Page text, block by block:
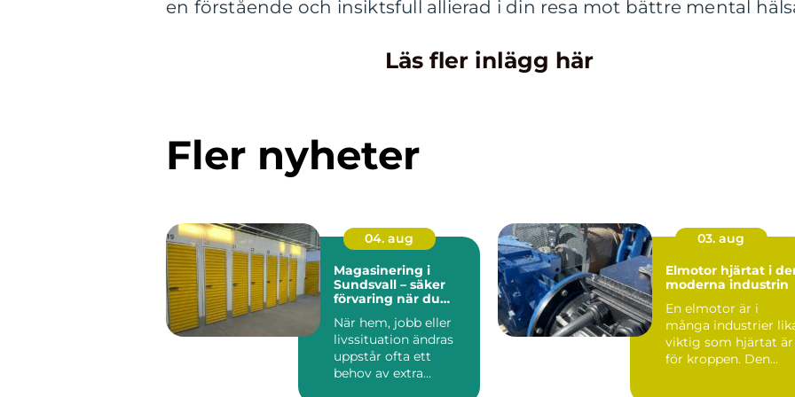
en förstående och insiktsfull allierad i din resa mot bättre mental
Läs fler inlägg här
Fler nyheter
04. aug
Magasinering i
Sundsvall – säker
förvaring när du
När hem, jobb eller
livssituation ändras
uppstår ofta ett
behov av extra
03. aug
Elmotor hjärtat i den
moderna industrin
En elmotor är i
många industrier
viktig som hjärtat är
för kroppen. Den